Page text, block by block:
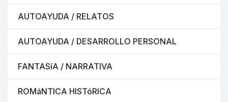
AUTOAYUDA / RELATOS
AUTOAYUDA / DESARROLLO PERSONAL
FANTASíA / NARRATIVA
ROMáNTICA HISTóRICA